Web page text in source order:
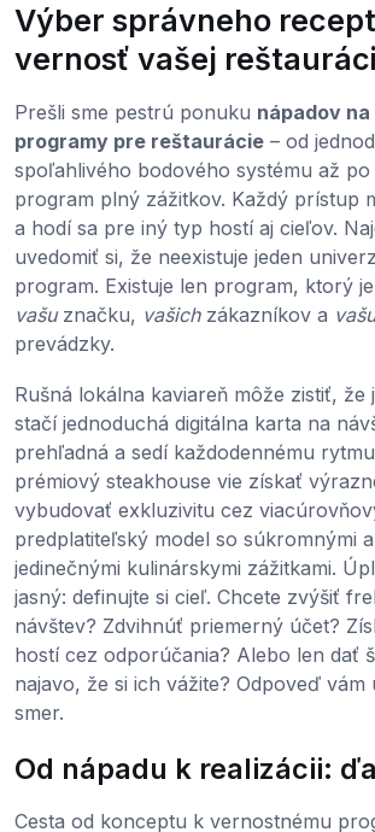
Výber správneho
vernosť vašej
Prešli sme pestrú ponuku nápadov
programy pre reštaurácie – od
spoľahlivého bodového systému až
program plný zážitkov. Každý prístup
a hodí sa pre iný typ hostí aj cieľov.
uvedomiť si, že neexistuje jeden
program. Existuje len program, ktorý
vašuznačku, vašichzákazníkov a vašu
prevádzky.
Rušná lokálna kaviareň môže zistiť, že
stačí jednoduchá digitálna karta na
prehľadná a sedí každodennému
prémiový steakhouse vie získať
vybudovať exkluzivitu cez
predplatiteľský model so súkromnými
jedinečnými kulinárskymi zážitkami.
jasný: definujte si cieľ. Chcete zvýšiť
návštev? Zdvihnúť priemerný účet?
hostí cez odporúčania? Alebo len dať
najavo, že si ich vážite? Odpoveď
smer.
Od nápadu k realizácii:
Cesta od konceptu k vernostnému